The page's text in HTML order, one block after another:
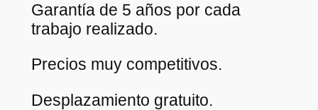
Garantía de 5 años por cada
trabajo realizado.
Precios muy competitivos.
Desplazamiento gratuito.